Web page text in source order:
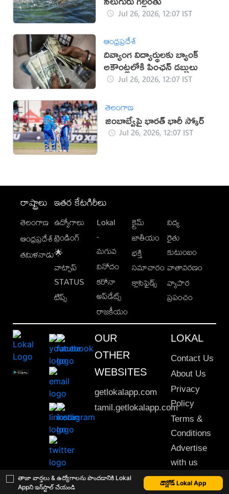
తాజా వార్తలు & ఉద్యోగాలను పొందడానికి Lokal
Appని ఇన్‌స్టాల్ చేయండి
డౌన్లోడ్ Lokal App
Jul 26, 2026, 12:07 IST
ఆంధ్రప్రదేశ్
దివ్యాంగ విద్యార్థులకు బ్యాంక్
అకౌంట్లలోకి పింఛన్ డబ్బులు
Jul 26, 2026, 12:07 IST
తెలంగాణ
జింబాబ్వేపై భారత్ భారీ స్కోర్
Jul 26, 2026, 12:07 IST
రాష్ట్రాలు
తెలంగాణ
ఆంధ్రప్రదేశ్
తమిళనాడు
ఇతర కేటగిరీలు
ఉద్యోగాలు
ట్రెండింగ్
🌟
వాట్సాప్
STATUS
టిప్స్
Lokal
-
మగువ
వినోదం
కరోనా
అప్‌డేట్స్
రాజకీయం
క్రైమ్
జాతీయం
భక్తి
సమాచారం
క్లాసిఫైడ్స్
విద్య
రైతు
కుటుంబం
వాతావరణం
వ్యాపార
ప్రపంచం
OUR
OTHER
WEBSITES
getlokalapp.com
tamil.getlokalapp.com
LOKAL
Contact Us
About Us
Privacy
Policy
Terms &
Conditions
Advertise
with us
Sitemap
This material may not be published, transmitted, rewritten or redistributed. © 2020 Lokal App. All rights reserved.